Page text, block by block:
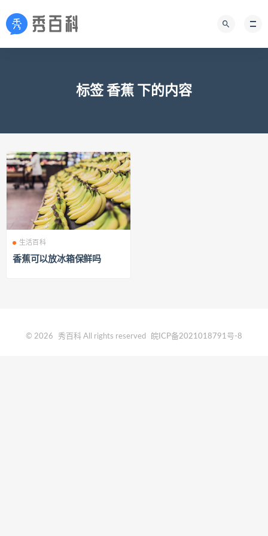
标签 香蕉 下的内容
生活百科
香蕉可以放冰箱保鲜吗
© 2026 秀百科 All rights reserved 皖ICP备2021018791号-8